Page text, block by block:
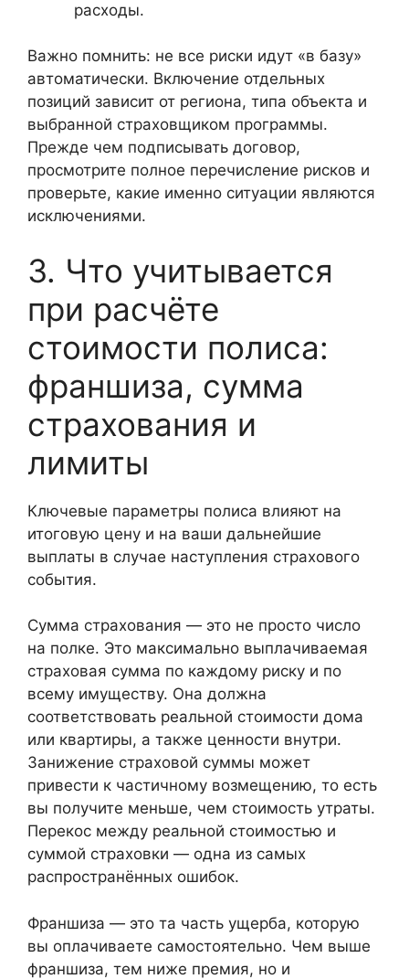
расходы.
Важно помнить: не все риски идут «в базу»
автоматически. Включение отдельных
позиций зависит от региона, типа объекта и
выбранной страховщиком программы.
Прежде чем подписывать договор,
просмотрите полное перечисление рисков и
проверьте, какие именно ситуации являются
исключениями.
3. Что учитывается
при расчёте
стоимости полиса:
франшиза, сумма
страхования и
лимиты
Ключевые параметры полиса влияют на
итоговую цену и на ваши дальнейшие
выплаты в случае наступления страхового
события.
Сумма страхования — это не просто число
на полке. Это максимально выплачиваемая
страховая сумма по каждому риску и по
всему имуществу. Она должна
соответствовать реальной стоимости дома
или квартиры, а также ценности внутри.
Занижение страховой суммы может
привести к частичному возмещению, то есть
вы получите меньше, чем стоимость утраты.
Перекос между реальной стоимостью и
суммой страховки — одна из самых
распространённых ошибок.
Франшиза — это та часть ущерба, которую
вы оплачиваете самостоятельно. Чем выше
франшиза, тем ниже премия, но и